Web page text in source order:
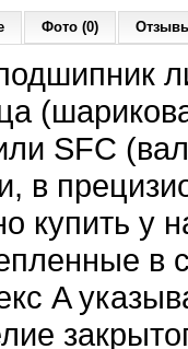
Фото (0)
SFC
в
купить у
в
A